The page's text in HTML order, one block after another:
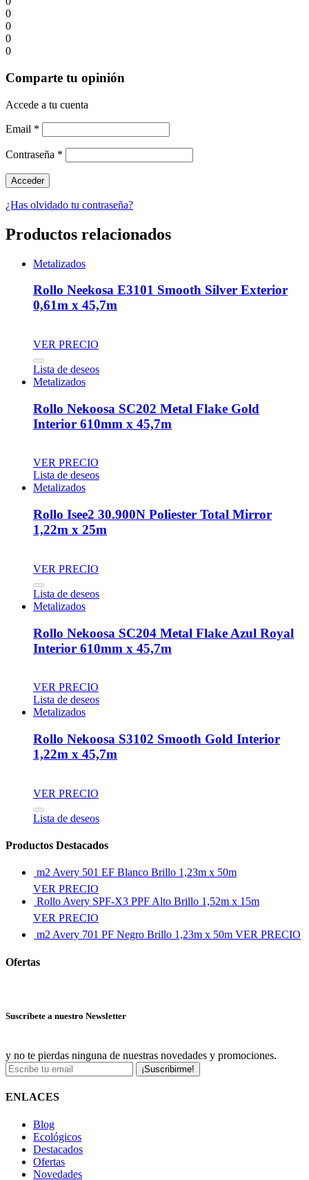
0
0
0
0
Comparte tu opinión
Accede a tu cuenta
Email *
Contraseña *
¿Has olvidado tu contraseña?
Productos relacionados
Metalizados
Rollo Neekosa E3101 Smooth Silver Exterior
0,61m x 45,7m
VER PRECIO
Lista de deseos
Metalizados
Rollo Nekoosa SC202 Metal Flake Gold
Interior 610mm x 45,7m
VER PRECIO
Lista de deseos
Metalizados
Rollo Isee2 30.900N Poliester Total Mirror
1,22m x 25m
VER PRECIO
Lista de deseos
Metalizados
Rollo Nekoosa SC204 Metal Flake Azul Royal
Interior 610mm x 45,7m
VER PRECIO
Lista de deseos
Metalizados
Rollo Nekoosa S3102 Smooth Gold Interior
1,22m x 45,7m
VER PRECIO
Lista de deseos
Productos Destacados
m2 Avery 501 EF Blanco Brillo 1,23m x 50m
VER PRECIO
Rollo Avery SPF-X3 PPF Alto Brillo 1,52m x 15m
VER PRECIO
m2 Avery 701 PF Negro Brillo 1,23m x 50m VER PRECIO
Ofertas
Suscríbete a nuestro Newsletter
y no te pierdas ninguna de nuestras novedades y promociones.
¡Suscribirme!
ENLACES
Blog
Ecológicos
Destacados
Ofertas
Novedades